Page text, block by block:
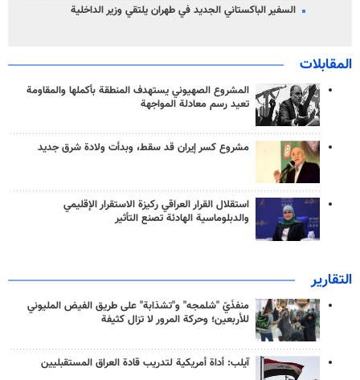
السفير الباكستاني الجديد في طهران يلتقي وزير الداخلية
المقابلات
المشروع الصهيوني يستهدف المنطقة بأكملها والمقاومة
تعيد رسم معادلة المواجهة
مشروع كسر إيران قد سقط، وبدأت ولادة شرق جديد
استقلال القرار العراقي ركيزة الاستقرار الإقليمي
والدبلوماسية الهادئة تصنع التأثير
التقارير
منفذَيّ "شلمجه" و"تشذابة" على طريق الفيض المليوني
للأربعين؛ وحركة المرور لا تزال كثيفة
آيلب: أداة أمريكية لتدريب قادة العراق المستقبليين